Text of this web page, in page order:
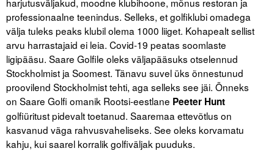
professionaalne teenindus. Selleks, et golfiklubi omadega
välja tuleks peaks klubil olema 1000 liiget. Kohapealt sellist
arvu harrastajaid ei leia. Covid-19 peatas soomlaste
ligipääsu. Saare Golfile oleks väljapääsuks otselennud
Stockholmist ja Soomest. Tänavu suvel üks õnnestunud
proovilend Stockholmist tehti, aga selleks see jäi. Õnneks
on Saare Golfi omanik Rootsi-eestlane Peeter Hunt
golfiüritust pidevalt toetanud. Saaremaa ettevõtlus on
kasvanud väga rahvusvaheliseks. See oleks korvamatu
kahju, kui saarel korralik golfiväljak puuduks.